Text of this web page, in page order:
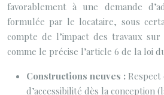
favorablement à une demande
formulée par le locataire, sous
compte de l’impact des travaux
comme le précise l’article 6 de la loi
Constructions neuves :
d’accessibilité dès la conception